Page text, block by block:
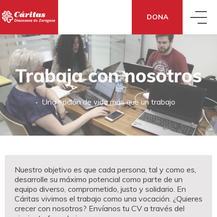
DONA
QUIÉNES SOMOS
CONOCE CÁRITAS
DÓNDE ESTAMOS
CÓMO NOS FINANCIAMOS
TRANSPARENCIA
QUÉ HACEMOS
ACCIÓN SOCIAL
SENSIBILIZACIÓN
ECONOMÍA SOLIDARIA
QUÉ DECIMOS
QUÉ PUEDES HACER TÚ
DONA TE AYUDAMOS
Trabaja con nosotros
Una opción de vida más que un trabajo
Nuestro objetivo es que cada persona, tal y como es,
desarrolle su máximo potencial como parte de un
equipo diverso, comprometido, justo y solidario. En
Cáritas vivimos el trabajo como una vocación. ¿Quieres
crecer con nosotros? Envíanos tu CV a través del